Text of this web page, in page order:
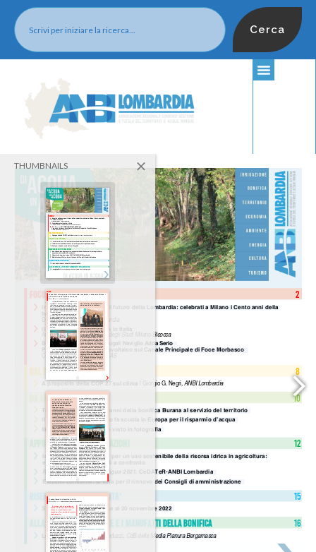
Cerca
THUMBNAILS